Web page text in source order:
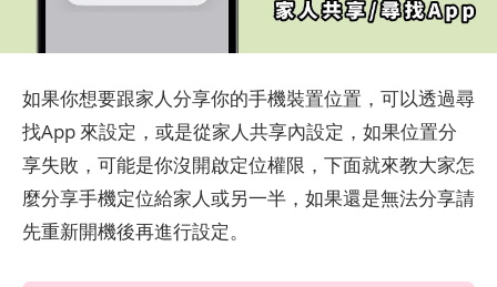
如果你想要跟家人分享你的手機裝置位置，可以透過尋
找App 來設定，或是從家人共享內設定，如果位置分
享失敗，可能是你沒開啟定位權限，下面就來教大家怎
麼分享手機定位給家人或另一半，如果還是無法分享請
先重新開機後再進行設定。